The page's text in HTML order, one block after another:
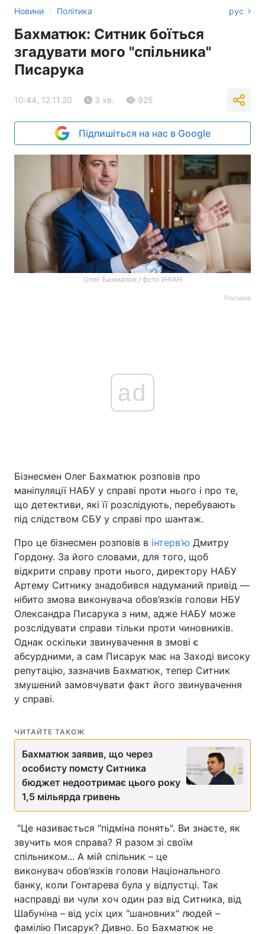
Новини › Політика рус
Бахматюк: Ситник боїться
згадувати мого "спільника"
Писарука
10:44, 12.11.20 3 хв. 925
Підпишіться на нас в Google
Олег Бахматюк / фото УНІАН
Реклама
ad
Бізнесмен Олег Бахматюк розповів про
маніпуляції НАБУ у справі проти нього і про те,
що детективи, які її розслідують, перебувають
під слідством СБУ у справі про шантаж.
Про це бізнесмен розповів в інтерв’ю Дмитру
Гордону. За його словами, для того, щоб
відкрити справу проти нього, директору НАБУ
Артему Ситнику знадобився надуманий привід —
нібито змова виконувача обов’язків голови НБУ
Олександра Писарука з ним, адже НАБУ може
розслідувати справи тільки проти чиновників.
Однак оскільки звинувачення в змові є
абсурдними, а сам Писарук має на Заході високу
репутацію, зазначив Бахматюк, тепер Ситник
змушений замовчувати факт його звинувачення
у справі.
ЧИТАЙТЕ ТАКОЖ
Бахматюк заявив, що через
особисту помсту Ситника
бюджет недоотримає цього року
1,5 мільярда гривень
"Це називається "підміна понять". Ви знаєте, як
звучить моя справа? Я разом зі своїм
спільником... А мій спільник – це
виконувач обов’язків голови Національного
банку, коли Гонтарева була у відпустці. Так
насправді ви чули хоч один раз від Ситника, від
Шабуніна – від усіх цих "шановних" людей –
фамілію Писарук? Дивно. Бо Бахматюк не